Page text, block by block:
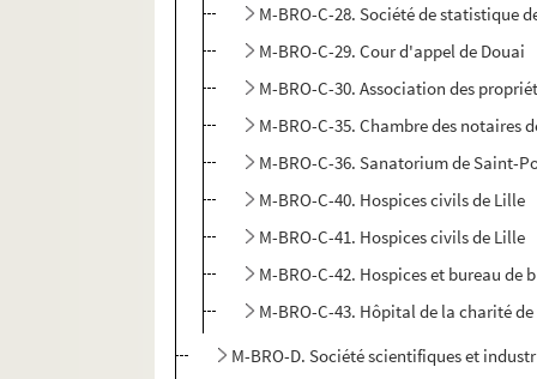
M-BRO-C-28. Société de statistique
M-BRO-C-29. Cour d'appel de Douai
M-BRO-C-30. Association des
M-BRO-C-35. Chambre des notaires
M-BRO-C-36. Sanatorium de Saint-
M-BRO-C-40. Hospices civils de Lille
M-BRO-C-41. Hospices civils de Lille
M-BRO-C-42. Hospices et bureau de
M-BRO-C-43. Hôpital de la charité
M-BRO-D. Société scientifiques et